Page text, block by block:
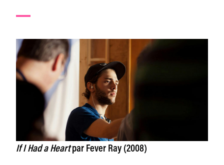
If I Had a Heartpar Fever Ray (2008)